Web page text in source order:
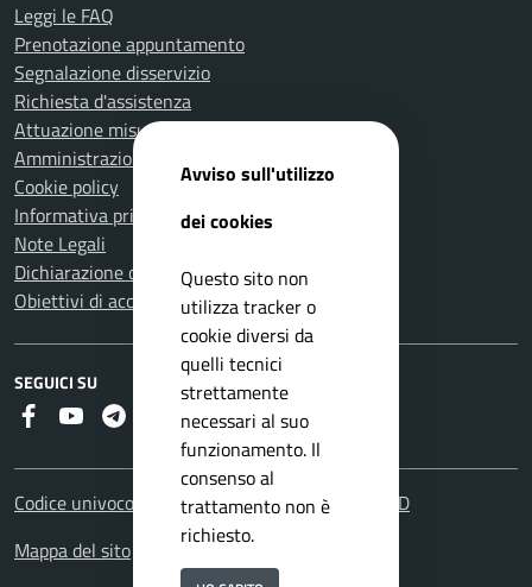
Leggi le FAQ
Prenotazione appuntamento
Segnalazione disservizio
Richiesta d'assistenza
Attuazione misure PNRR
Amministrazione trasparente
Cookie policy
Informativa privacy
Note Legali
Dichiarazione di accessibilità
Obiettivi di accessibilità
SEGUICI SU
Faceboook
YoutubeTelegram
RSS
Codice univoco fatturazione elettronica: UFHOYD
Mappa del sito
Avviso sull'utilizzo
dei cookies
Questo sito non
utilizza tracker o
cookie diversi da
quelli tecnici
strettamente
necessari al suo
funzionamento. Il
consenso al
trattamento non è
richiesto.